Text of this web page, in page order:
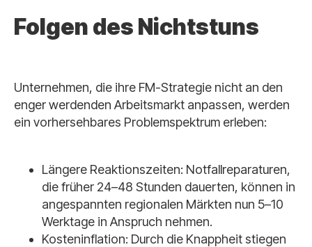
Folgen des Nichtstuns
Unternehmen, die ihre FM-Strategie nicht an den
enger werdenden Arbeitsmarkt anpassen, werden
ein vorhersehbares Problemspektrum erleben:
Längere Reaktionszeiten: Notfallreparaturen,
die früher 24–48 Stunden dauerten, können in
angespannten regionalen Märkten nun 5–10
Werktage in Anspruch nehmen.
Kosteninflation: Durch die Knappheit stiegen